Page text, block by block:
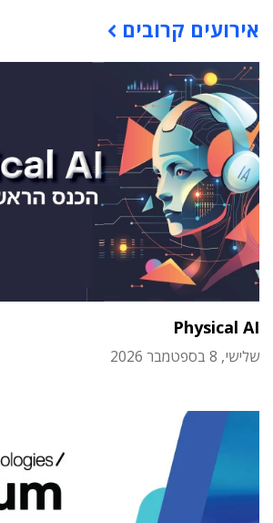
אירועים קרובים
Physical AI
שלישי, 8 בספטמבר 2026